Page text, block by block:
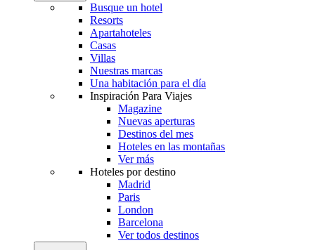
Busque un hotel
Resorts
Apartahoteles
Casas
Villas
Nuestras marcas
Una habitación para el día
Inspiración Para Viajes
Magazine
Nuevas aperturas
Destinos del mes
Hoteles en las montañas
Ver más
Hoteles por destino
Madrid
Paris
London
Barcelona
Ver todos destinos